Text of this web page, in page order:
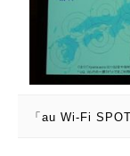
「au Wi-Fi